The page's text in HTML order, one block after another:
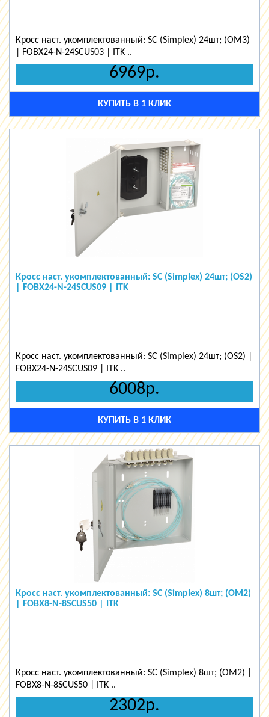
Кросс наст. укомплектованный: SC (Simplex) 24шт; (OM3)
| FOBX24-N-24SCUS03 | ITK ..
6969р.
КУПИТЬ В 1 КЛИК
Кросс наст. укомплектованный: SC (Simplex) 24шт; (OS2)
| FOBX24-N-24SCUS09 | ITK
Кросс наст. укомплектованный: SC (Simplex) 24шт; (OS2) |
FOBX24-N-24SCUS09 | ITK ..
6008р.
КУПИТЬ В 1 КЛИК
Кросс наст. укомплектованный: SC (Simplex) 8шт; (OM2)
| FOBX8-N-8SCUS50 | ITK
Кросс наст. укомплектованный: SC (Simplex) 8шт; (OM2) |
FOBX8-N-8SCUS50 | ITK ..
2302р.